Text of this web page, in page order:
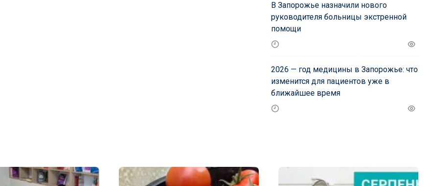
В Запорожье назначили нового
руководителя больницы экстренной
помощи
2026 — год медицины в Запорожье: что
изменится для пациентов уже в
ближайшее время